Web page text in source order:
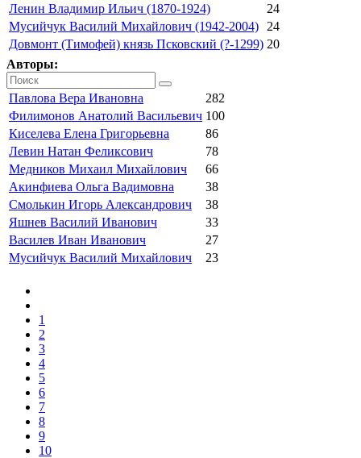
Ленин Владимир Ильич (1870-1924)
24
Мусийчук Василий Михайлович (1942-2004)
24
Довмонт (Тимофей) князь Псковский (?-1299) 20
Авторы:
Павлова Вера Ивановна
282
Филимонов Анатолий Васильевич 100
Киселева Елена Григорьевна
86
Левин Натан Феликсович
78
Медников Михаил Михайлович
66
Акинфиева Ольга Вадимовна
38
Смолькин Игорь Александрович
38
Яшнев Василий Иванович
33
Василев Иван Иванович
27
Мусийчук Василий Михайлович
23
1
2
3
4
5
6
7
8
9
10